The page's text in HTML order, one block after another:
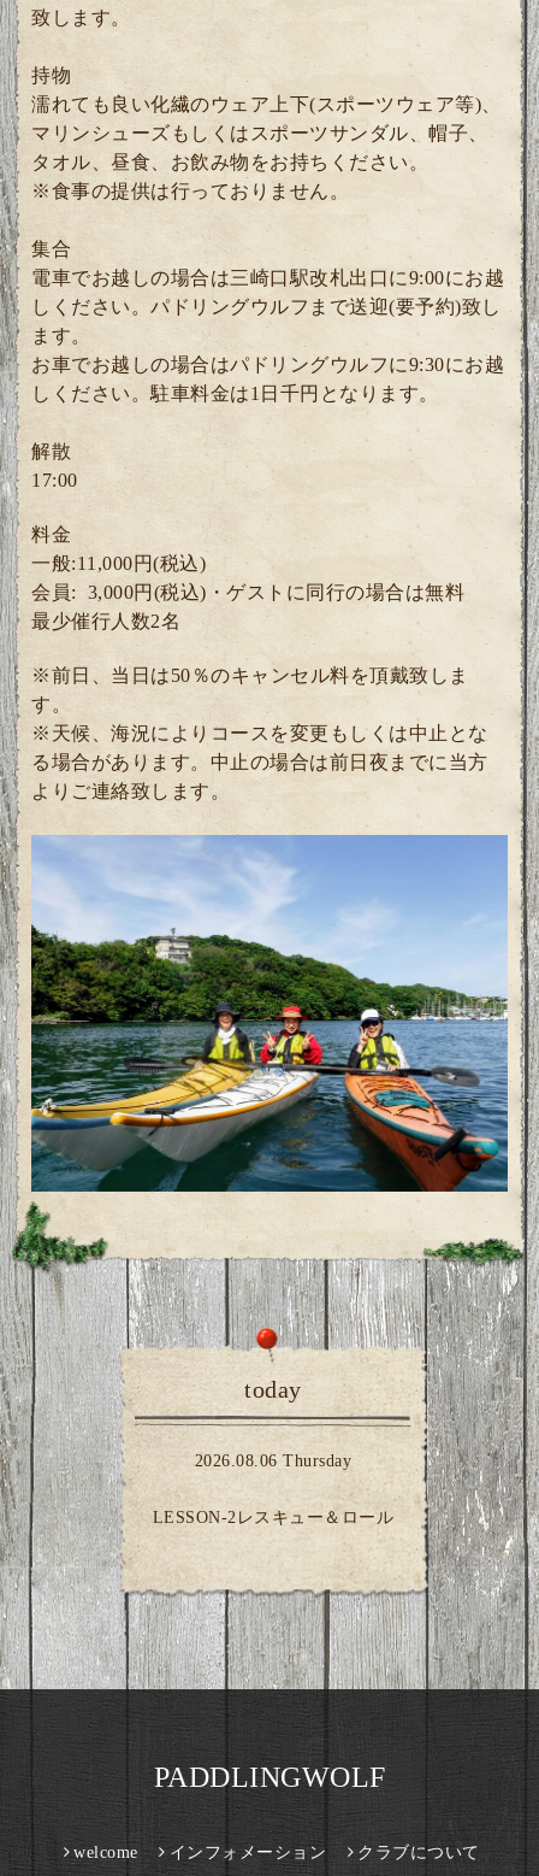
致します。
持物
濡れても良い化繊のウェア上下(スポーツウェア等)、
マリンシューズもしくはスポーツサンダル、帽子、
タオル、昼食、お飲み物をお持ちください。
※食事の提供は行っておりません。
集合
電車でお越しの場合は三崎口駅改札出口に9:00にお越
しください。パドリングウルフまで送迎(要予約)致し
ます。
お車でお越しの場合はパドリングウルフに9:30にお越
しください。駐車料金は1日千円となります。
解散
17:00
料金
一般:11,000円(税込)
会員: 3,000円(税込)・ゲストに同行の場合は無料
最少催行人数2名
※前日、当日は50％のキャンセル料を頂戴致しま
す。
※天候、海況によりコースを変更もしくは中止とな
る場合があります。中止の場合は前日夜までに当方
よりご連絡致します。
today
2026.08.06 Thursday
LESSON-2レスキュー＆ロール
PADDLINGWOLF
welcome インフォメーション クラブについて